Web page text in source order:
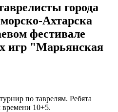
города
Ахтарска
фестивале
игр "Марьянская
по таврелям. Ребята
времени 10+5.